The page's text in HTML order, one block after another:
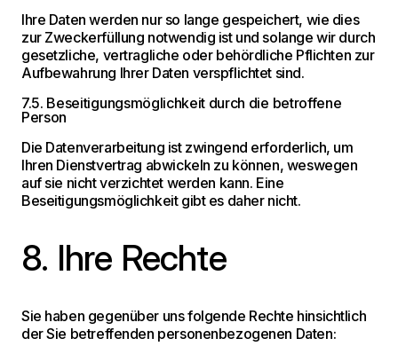
Ihre Daten werden nur so lange gespeichert, wie dies
zur Zweckerfüllung notwendig ist und solange wir durch
gesetzliche, vertragliche oder behördliche Pflichten zur
Aufbewahrung Ihrer Daten verspflichtet sind.
7.5. Beseitigungsmöglichkeit durch die betroffene
Person
Die Datenverarbeitung ist zwingend erforderlich, um
Ihren Dienstvertrag abwickeln zu können, weswegen
auf sie nicht verzichtet werden kann. Eine
Beseitigungsmöglichkeit gibt es daher nicht.
8. Ihre Rechte
Sie haben gegenüber uns folgende Rechte hinsichtlich
der Sie betreffenden personenbezogenen Daten: